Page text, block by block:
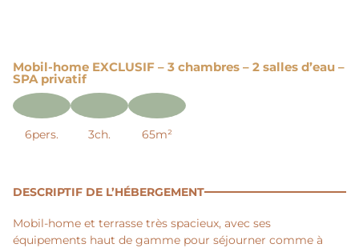
Mobil-home EXCLUSIF – 3 chambres – 2 salles d’eau –
SPA privatif
6pers. 3ch. 65m²
DESCRIPTIF DE L’HÉBERGEMENT
Mobil-home et terrasse très spacieux, avec ses
équipements haut de gamme pour séjourner comme à